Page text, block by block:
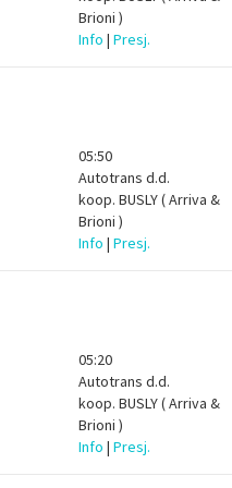
Brioni )
Info | Presj.
05:50
Autotrans d.d.
koop. BUSLY ( Arriva &
Brioni )
Info | Presj.
05:20
Autotrans d.d.
koop. BUSLY ( Arriva &
Brioni )
Info | Presj.